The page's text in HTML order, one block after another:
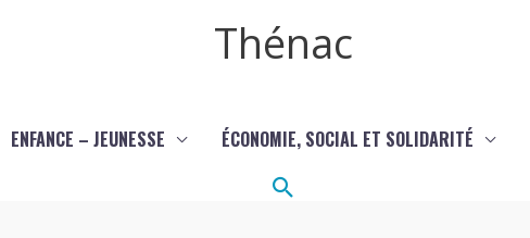
Thénac
ENFANCE – JEUNESSE ÉCONOMIE, SOCIAL ET SOLIDARITÉ
Rechercher